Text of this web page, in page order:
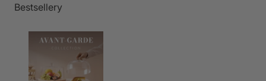
Bestsellery